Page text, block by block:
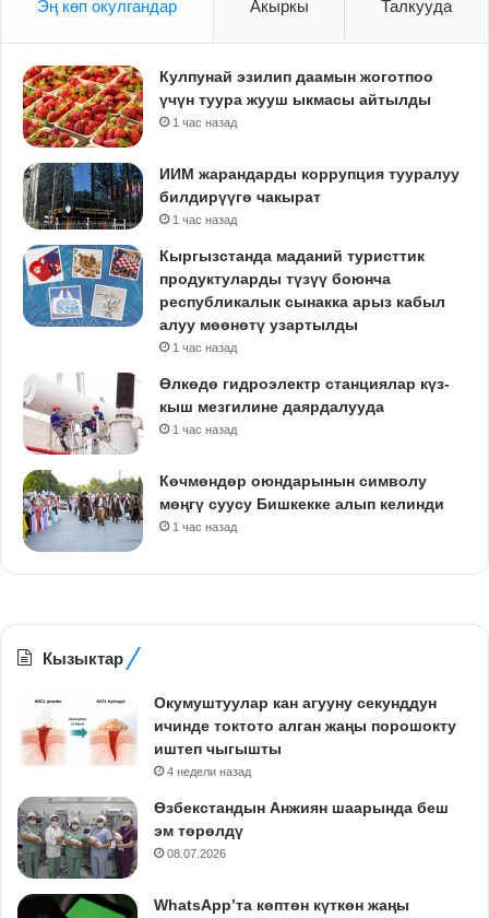
Эң көп окулгандар Акыркы Талкууда
Кулпунай эзилип даамын жоготпоо
үчүн туура жууш ыкмасы айтылды
1 час назад
ИИМ жарандарды коррупция тууралуу
билдирүүгө чакырат
1 час назад
Кыргызстанда маданий туристтик
продуктуларды түзүү боюнча
республикалык сынакка арыз кабыл
алуу мөөнөтү узартылды
1 час назад
Өлкөдө гидроэлектр станциялар күз-
кыш мезгилине даярдалууда
1 час назад
Көчмөндөр оюндарынын символу
мөңгү суусу Бишкекке алып келинди
1 час назад
Кызыктар
Окумуштуулар кан агууну секунддун
ичинде токтото алган жаңы порошокту
иштеп чыгышты
4 недели назад
Өзбекстандын Анжиян шаарында беш
эм төрөлдү
08.07.2026
WhatsApp’та көптөн күткөн жаңы